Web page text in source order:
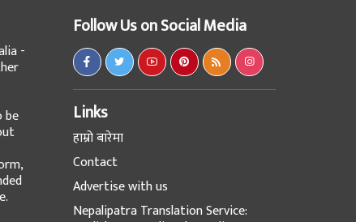
-
be
Follow Us on Social Media
Links
हाम्रो बारेमा
Contact
Advertise with us
Nepalipatra Translation Service: